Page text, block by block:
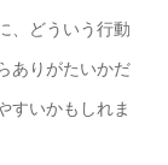
、どういう行動
ありがたいかだ
すいかもしれま